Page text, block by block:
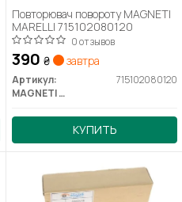
Повторювач повороту MAGNETI
MARELLI 715102080120
0 отзывов
390 ₴ завтра
Артикул:
715102080120
MAGNETI MARELLI
КУПИТЬ